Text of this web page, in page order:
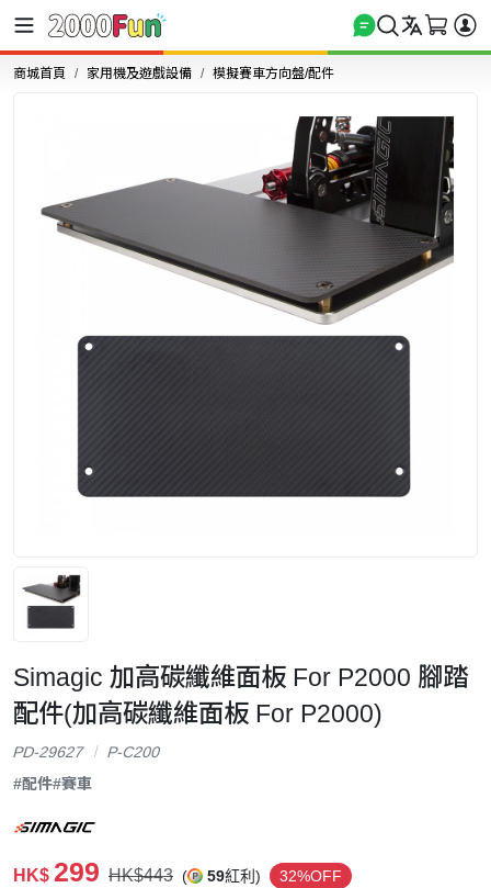
商城首頁 家用機及遊戲設備 模擬賽車方向盤/配件
Simagic 加高碳纖維面板 For P2000 腳踏
配件(加高碳纖維面板 For P2000)
PD-29627
P-C200
#配件#賽車
HK$ 299 HK$443 ( 59紅利) 32%OFF